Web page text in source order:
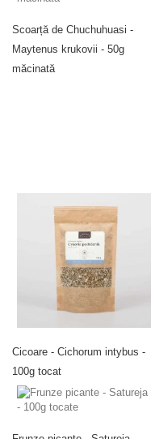
Scoarță de Chuchuhuasi -
Maytenus krukovii - 50g
măcinată
Cicoare - Cichorum intybus -
100g tocat